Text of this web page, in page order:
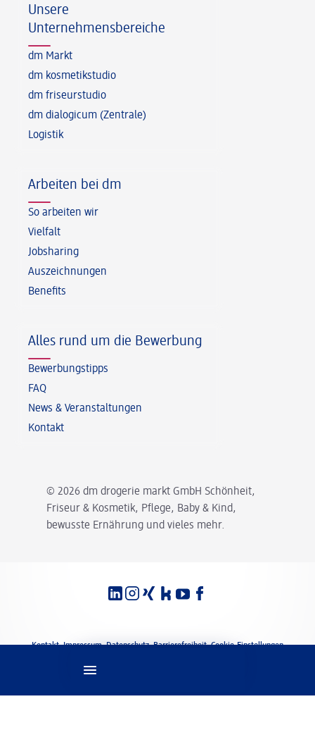
© 2026 dm drogerie markt GmbH Schönheit,
Friseur & Kosmetik, Pflege, Baby & Kind,
bewusste Ernährung und vieles mehr.
Unsere
Unternehmensbereiche
dm Markt
dm kosmetikstudio
dm friseurstudio
dm dialogicum (Zentrale)
Logistik
Arbeiten bei dm
So arbeiten wir
Vielfalt
Jobsharing
Auszeichnungen
Benefits
Alles rund um die Bewerbung
Bewerbungstipps
FAQ
News & Veranstaltungen
Kontakt
Rechtliches
Kontakt Impressum Datenschutz Barrierefreiheit Cookie-Einstellungen